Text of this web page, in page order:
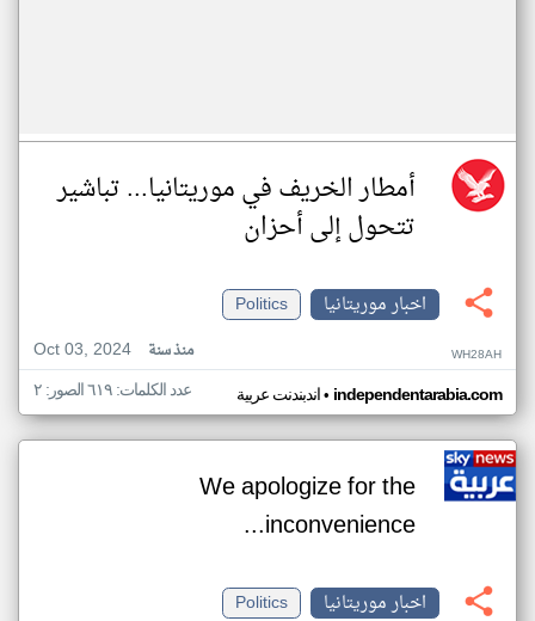
أمطار الخريف في موريتانيا... تباشير
تتحول إلى أحزان
اخبار موريتانيا
Politics
Oct 03, 2024
منذ سنة WH28AH
اندبندنت عربية• independentarabia.com عدد الكلمات: ٦١٩ الصور: ٢
We apologize for the
inconvenience...
اخبار موريتانيا
Politics